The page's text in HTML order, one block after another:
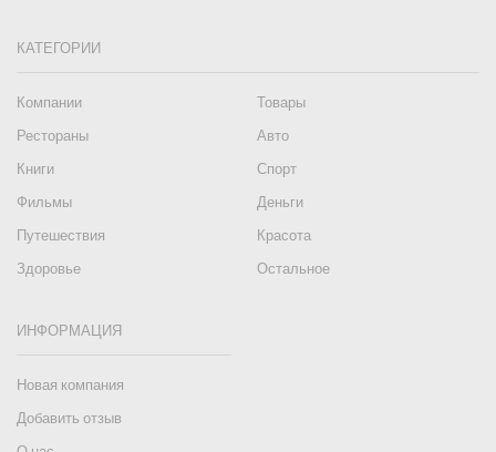
КАТЕГОРИИ
Компании
Товары
Рестораны
Авто
Книги
Спорт
Фильмы
Деньги
Путешествия
Красота
Здоровье
Остальное
ИНФОРМАЦИЯ
Новая компания
Добавить отзыв